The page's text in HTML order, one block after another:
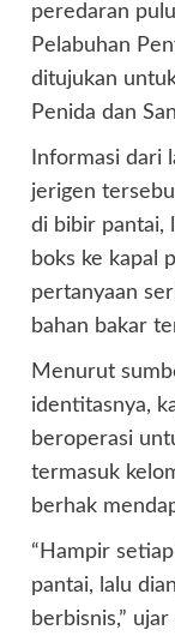
peredaran
Pelabuhan
ditujukan
Penida dan
Informasi dari
jerigen
di bibir pantai,
boks ke kapal
pertanyaan
bahan bakar
Menurut
identitasnya,
beroperasi
termasuk
berhak
“Hampir
pantai, lalu
berbisnis,”